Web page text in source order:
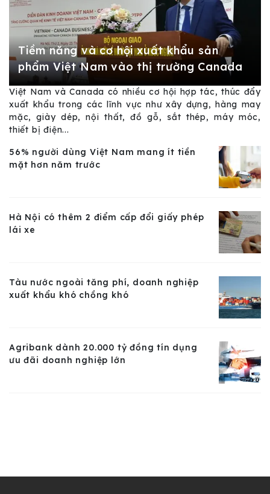
Tiềm năng và cơ hội xuất khẩu sản
phẩm Việt Nam vào thị trường Canada
Việt Nam và Canada có nhiều cơ hội hợp tác, thúc đẩy
xuất khẩu trong các lĩnh vực như xây dựng, hàng may
mặc, giày dép, nội thất, đồ gỗ, sắt thép, máy móc,
thiết bị điện...
56% người dùng Việt Nam mang ít tiền
mặt hơn năm trước
Hà Nội có thêm 2 điểm cấp đổi giấy phép
lái xe
Tàu nước ngoài tăng phí, doanh nghiệp
xuất khẩu khó chồng khó
Agribank dành 20.000 tỷ đồng tín dụng
ưu đãi doanh nghiệp lớn